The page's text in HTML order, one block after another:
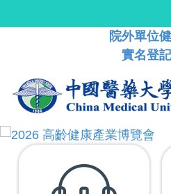
院外單位
實名登